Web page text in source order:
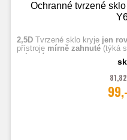
Ochranné tvrzené
2,5D Tvrzené sklo kryje jen
přístroje mírně zahnuté (týká
zahnutím.
Fotografie jsou ilustrační.